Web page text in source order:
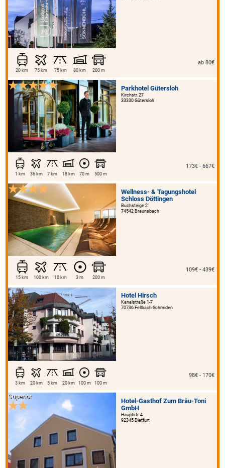
20 km 75 km 75 km 80 km 200 m
ab 80€
Parkhotel Gütersloh
Kirchstr. 27
33330 Gütersloh
1 km 36 km 7 km 18 km 70 m 500 m
173€ - 667€
Wellness- & Tagungshotel
Schloss Döttingen
Buchsteige 2
74542 Braunsbach
15 km 100 km 10 km 3 m 200 m
109€ - 439€
Hotel Hirsch
Kanalstraße 1-7
70736 Fellbach-Schmiden
3 km 20 km 5 km 20 km 100 m 100 m
98€ - 170€
Hotel-Gasthof Zum Bräu-Toni
GmbH
Hauptstr. 4
92345 Dietfurt
Superior